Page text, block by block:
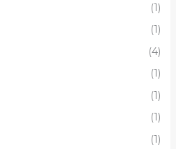
(1)
(1)
(4)
(1)
(1)
(1)
(1)